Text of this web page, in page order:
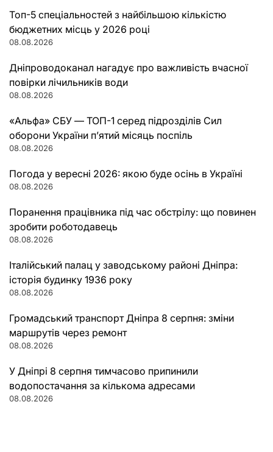
Топ-5 спеціальностей з найбільшою кількістю
бюджетних місць у 2026 році
08.08.2026
Дніпроводоканал нагадує про важливість вчасної
повірки лічильників води
08.08.2026
«Альфа» СБУ — ТОП-1 серед підрозділів Сил
оборони України п’ятий місяць поспіль
08.08.2026
Погода у вересні 2026: якою буде осінь в Україні
08.08.2026
Поранення працівника під час обстрілу: що повинен
зробити роботодавець
08.08.2026
Італійський палац у заводському районі Дніпра:
історія будинку 1936 року
08.08.2026
Громадський транспорт Дніпра 8 серпня: зміни
маршрутів через ремонт
08.08.2026
У Дніпрі 8 серпня тимчасово припинили
водопостачання за кількома адресами
08.08.2026